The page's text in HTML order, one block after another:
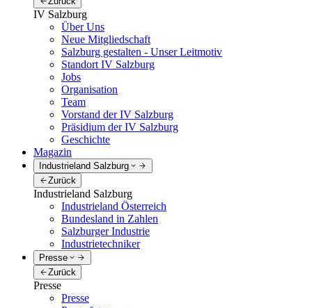
IV Salzburg
Über Uns
Neue Mitgliedschaft
Salzburg gestalten - Unser Leitmotiv
Standort IV Salzburg
Jobs
Organisation
Team
Vorstand der IV Salzburg
Präsidium der IV Salzburg
Geschichte
Magazin
Industrieland Salzburg
Zurück
Industrieland Salzburg
Industrieland Österreich
Bundesland in Zahlen
Salzburger Industrie
Industrietechniker
Presse
Zurück
Presse
Presse